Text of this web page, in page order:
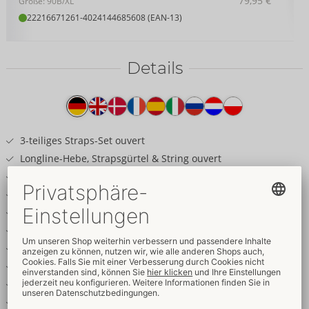
22216671261-4024144685608 (EAN-13)
Details
Produkttext
3-teiliges Straps-Set ouvert
Longline-Hebe, Strapsgürtel & String ouvert
Mit schillernden Pailletten verziert
Herz-Schmuckanhänger vorne
Leicht gefütterte Cups
Verführerisch busenfrei
Träger & Strapse verstellbar
String einladend offen im Schritt
Weich & elastisch für hohen Tragekomfort